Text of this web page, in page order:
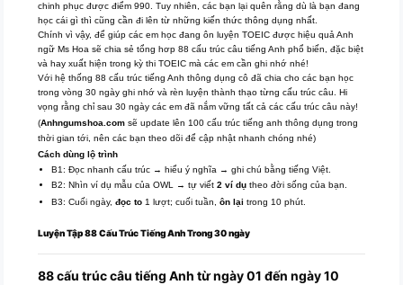
chinh phục được điểm 990. Tuy nhiên, các bạn lại quên rằng dù là bạn đang
học cái gì thì cũng cần đi lên từ những kiến thức thông dụng nhất.
Chính vì vậy, để giúp các em học đang ôn luyện TOEIC được hiệu quả Anh
ngữ Ms Hoa sẽ chia sẻ tổng hơp 88 cấu trúc câu tiếng Anh phổ biến, đặc biệt
và hay xuất hiện trong kỳ thi TOEIC mà các em cần ghi nhớ nhé!
Với hệ thống 88 cấu trúc tiếng Anh thông dụng cô đã chia cho các bạn học
trong vòng 30 ngày ghi nhớ và rèn luyện thành thạo từng cấu trúc câu. Hi
vọng rằng chỉ sau 30 ngày các em đã nắm vững tất cả các cấu trúc câu này!
(Anhngumshoa.com sẽ update lên 100 cấu trúc tiếng anh thông dụng trong
thời gian tới, nên các bạn theo dõi để cập nhật nhanh chóng nhé)
Cách dùng lộ trình
B1: Đọc nhanh cấu trúc → hiểu ý nghĩa → ghi chú bằng tiếng Việt.
B2: Nhìn ví dụ mẫu của OWL → tự viết2 ví dụ theo đời sống của bạn.
B3: Cuối ngày,đọc to 1 lượt; cuối tuần,ôn lại trong 10 phút.
Luyện Tập 88 Cấu Trúc Tiếng Anh Trong 30 ngày
88 cấu trúc câu tiếng Anh từ ngày 01 đến ngày 10